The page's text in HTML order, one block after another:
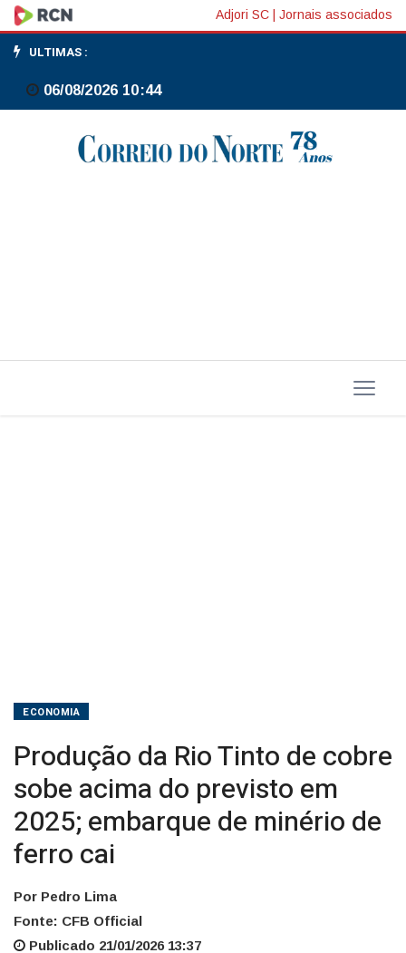
Produção
da
Rio
previsto
Adjori SC Jornais associados
ULTIMAS :
06/08/2026 10:44
ECONOMIA
Produção da Rio Tinto de cobre
sobe acima do previsto em
2025; embarque de minério de
ferro cai
Por Pedro Lima
Fonte: CFB Official
Publicado 21/01/2026 13:37